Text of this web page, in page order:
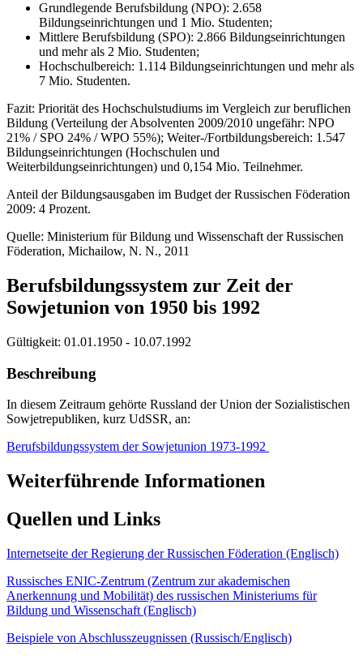
Grundlegende Berufsbildung (NPO): 2.658
Bildungseinrichtungen und 1 Mio. Studenten;
Mittlere Berufsbildung (SPO): 2.866 Bildungseinrichtungen
und mehr als 2 Mio. Studenten;
Hochschulbereich: 1.114 Bildungseinrichtungen und mehr als
7 Mio. Studenten.
Fazit: Priorität des Hochschulstudiums im Vergleich zur beruflichen
Bildung (Verteilung der Absolventen 2009/2010 ungefähr: NPO
21% / SPO 24% / WPO 55%); Weiter-/Fortbildungsbereich: 1.547
Bildungseinrichtungen (Hochschulen und
Weiterbildungseinrichtungen) und 0,154 Mio. Teilnehmer.
Anteil der Bildungsausgaben im Budget der Russischen Föderation
2009: 4 Prozent.
Quelle: Ministerium für Bildung und Wissenschaft der Russischen
Föderation, Michailow, N. N., 2011
Berufsbildungssystem zur Zeit der
Sowjetunion von 1950 bis 1992
Gültigkeit: 01.01.1950 - 10.07.1992
Beschreibung
In diesem Zeitraum gehörte Russland der Union der Sozialistischen
Sowjetrepubliken, kurz UdSSR, an:
Berufsbildungssystem der Sowjetunion 1973-1992
Weiterführende Informationen
Quellen und Links
Internetseite der Regierung der Russischen Föderation (Englisch)
Russisches ENIC-Zentrum (Zentrum zur akademischen
Anerkennung und Mobilität) des russischen Ministeriums für
Bildung und Wissenschaft (Englisch)
Beispiele von Abschlusszeugnissen (Russisch/Englisch)